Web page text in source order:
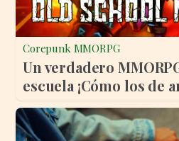
Corepunk MMORPG
Un verdadero
escuela ¡Cómo los de